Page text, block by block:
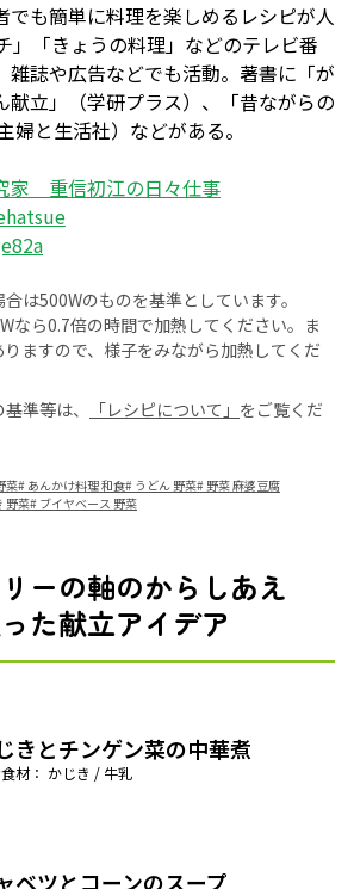
でも簡単に料理を楽しめるレシピが人
」「きょうの料理」などのテレビ番
雑誌や広告などでも活動。著書に「が
献立」（学研プラス）、「昔ながらの
婦と生活社）などがある。
家 重信初江の日々仕事
は500Wのものを基準としています。
なら0.7倍の時間で加熱してください。ま
ますので、様子をみながら加熱してくだ
準等は、
「レシピについて」 をご覧くだ
菜# あんかけ料理 和食# うどん 野菜# 野菜 麻婆豆腐
野菜# ブイヤベース 野菜
ーの軸のからしあえ
た献立アイデア
きとチンゲン菜の中華煮
材： かじき / 牛乳
ベツとコーンのスープ